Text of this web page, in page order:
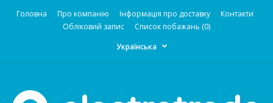
Головна Про компанію Інформація про доставку
Контакти
Обліковий запис
Список побажань (0)
Українська